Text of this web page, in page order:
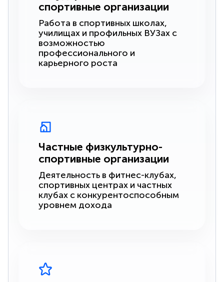
спортивные организации
Работа в спортивных школах,
училищах и профильных ВУЗах с
возможностью
профессионального и
карьерного роста
Частные физкультурно-
спортивные организации
Деятельность в фитнес-клубах,
спортивных центрах и частных
клубах с конкурентоспособным
уровнем дохода